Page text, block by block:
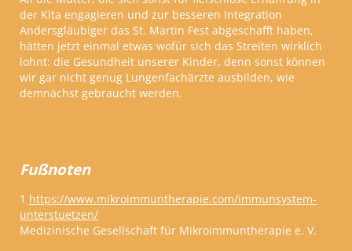
der Kita engagieren und zur besseren Integration
Andersgläubiger das St. Martin Fest abgeschafft haben,
hätten jetzt einmal etwas wofür sich das Streiten wirklich
lohnt: die Gesundheit unserer Kinder, denn sonst können
wir gar nicht genug Lungenfachärzte ausbilden, wie
demnächst gebraucht werden.
Fußnoten
1 https://www.mikroimmuntherapie.com/immunsystem-
unterstuetzen/
Medizinische Gesellschaft für Mikroimmuntherapie e. V.